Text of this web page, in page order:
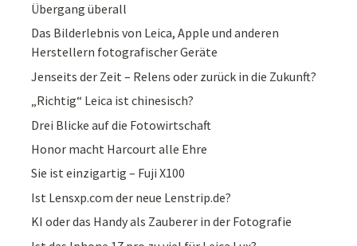
Übergang überall
Das Bilderlebnis von Leica, Apple und anderen
Herstellern fotografischer Geräte
Jenseits der Zeit – Relens oder zurück in die Zukunft?
„Richtig“ Leica ist chinesisch?
Drei Blicke auf die Fotowirtschaft
Honor macht Harcourt alle Ehre
Sie ist einzigartig – Fuji X100
Ist Lensxp.com der neue Lenstrip.de?
KI oder das Handy als Zauberer in der Fotografie